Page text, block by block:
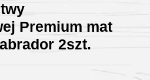
Premium mat
2szt.